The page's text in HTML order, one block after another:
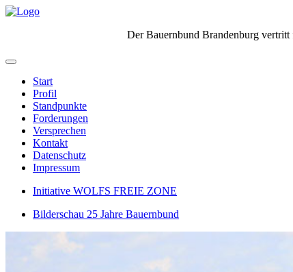
Der Bauernbund Brandenburg
Start
Profil
Standpunkte
Forderungen
Versprechen
Kontakt
Datenschutz
Impressum
Initiative WOLFS FREIE ZONE
Bilderschau 25 Jahre Bauernbund